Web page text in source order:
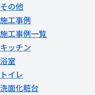
その他
施工事例
施工事例一覧
キッチン
浴室
トイレ
洗面化粧台